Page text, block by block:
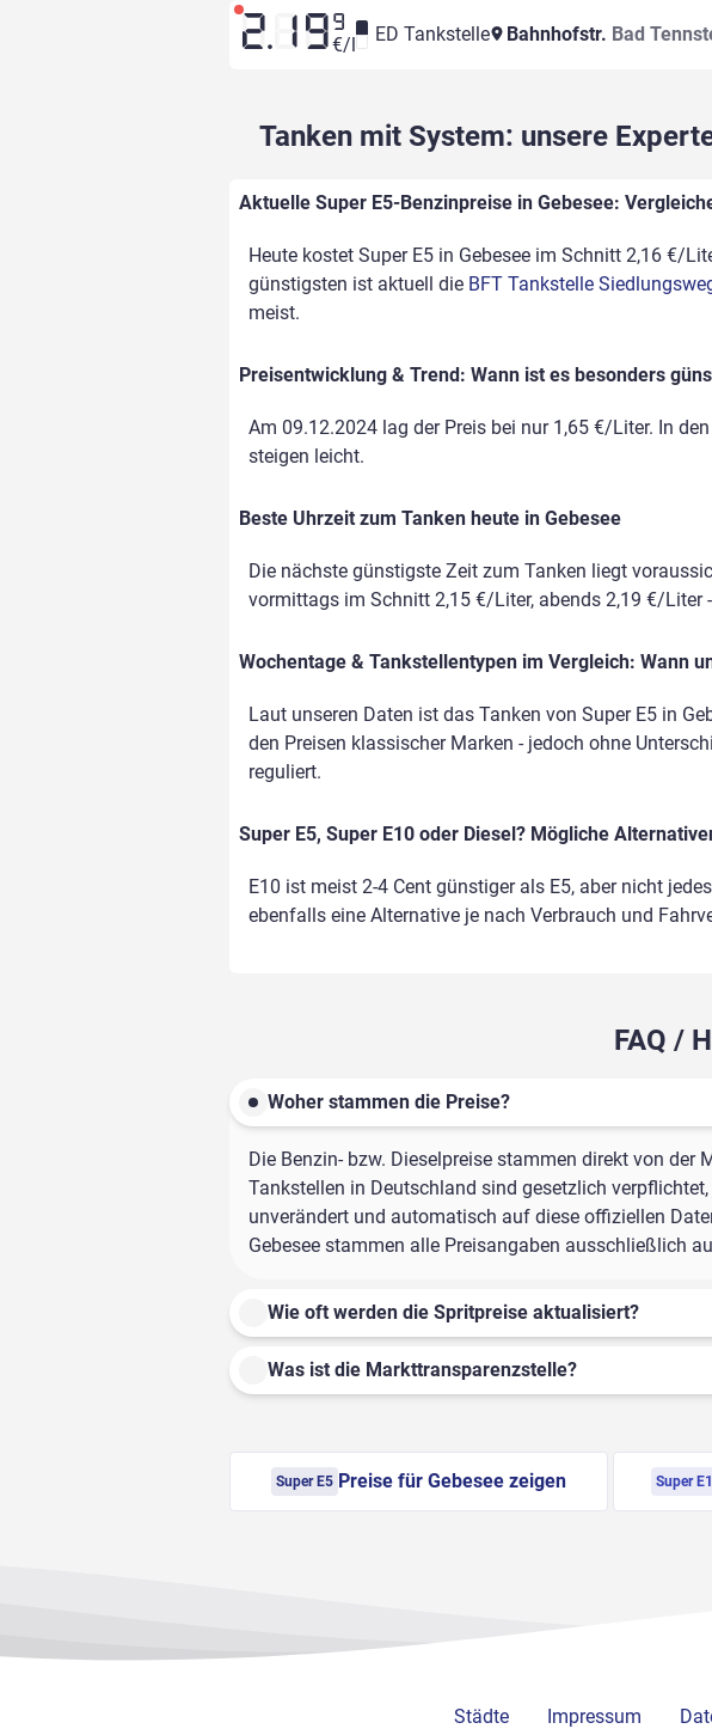
2.19 9
€/l ED Tankstelle Bahnhofstr. Bad
Tanken mit System: unsere
Aktuelle Super E5-Benzinpreise in Gebesee:
Heute kostet Super E5 in Gebesee im Schnitt 2,16 €/
günstigsten ist aktuell die BFT Tankstelle
meist.
Preisentwicklung & Trend: Wann ist es besonders
Am 09.12.2024 lag der Preis bei nur 1,65 €/Liter. In
steigen leicht.
Beste Uhrzeit zum Tanken heute in Gebesee
Die nächste günstigste Zeit zum Tanken liegt
vormittags im Schnitt 2,15 €/Liter, abends 2,19 €/Liter
Wochentage & Tankstellentypen im Vergleich: Wann
Laut unseren Daten ist das Tanken von Super E5 in
den Preisen klassischer Marken - jedoch ohne
reguliert.
Super E5, Super E10 oder Diesel? Mögliche
E10 ist meist 2-4 Cent günstiger als E5, aber nicht
ebenfalls eine Alternative je nach Verbrauch und
FAQ /
Woher stammen die Preise?
Die Benzin- bzw. Dieselpreise stammen direkt von
Tankstellen in Deutschland sind gesetzlich
unverändert und automatisch auf diese offiziellen
Gebesee stammen alle Preisangaben ausschließlich
Wie oft werden die Spritpreise aktualisiert?
Was ist die Markttransparenzstelle?
Super E5 Preise für Gebesee zeigen Super
Städte Impressum